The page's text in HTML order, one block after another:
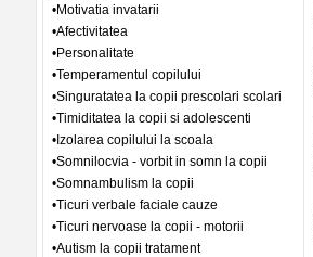
•Motivatia invatarii
•Afectivitatea
•Personalitate
•Temperamentul copilului
•Singuratatea la copii prescolari scolari
•Timiditatea la copii si adolescenti
•Izolarea copilului la scoala
•Somnilocvia - vorbit in somn la copii
•Somnambulism la copii
•Ticuri verbale faciale cauze
•Ticuri nervoase la copii - motorii
•Autism la copii tratament